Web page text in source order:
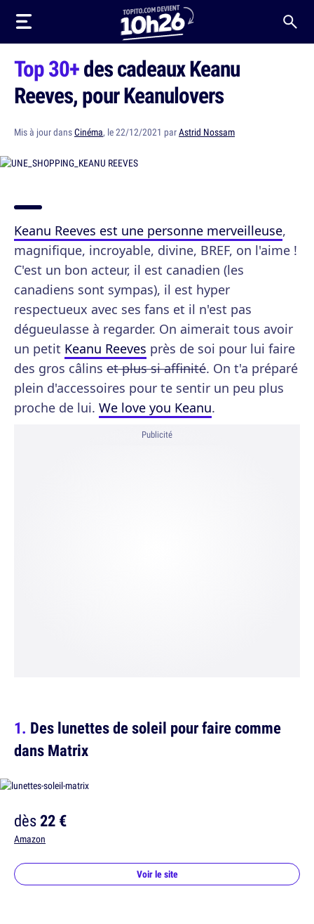
Top 30+des cadeaux Keanu
Reeves, pour Keanulovers
Mis à jour dansCinéma, le 22/12/2021 parAstrid Nossam
Keanu Reeves est une personne merveilleuse,
magnifique, incroyable, divine, BREF, on l'aime !
C'est un bon acteur, il est canadien (les
canadiens sont sympas), il est hyper
respectueux avec ses fans et il n'est pas
dégueulasse à regarder. On aimerait tous avoir
un petit Keanu Reeves près de soi pour lui faire
des gros câlins et plus si affinité. On t'a préparé
plein d'accessoires pour te sentir un peu plus
proche de lui. We love you Keanu.
Publicité
Des lunettes de soleil pour faire comme
dans Matrix
dès22 €
Amazon
Voir le site